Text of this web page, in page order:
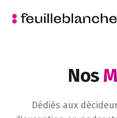
Nos
Dédiés aux